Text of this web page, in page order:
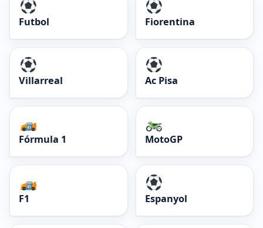
Futbol Fiorentina
Villarreal Ac Pisa
Fórmula 1 MotoGP
F1 Espanyol